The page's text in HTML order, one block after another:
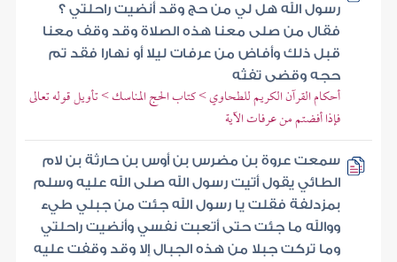
رسول الله هل لي من حج وقد أنضيت راحلتي ؟
فقال من صلى معنا هذه الصلاة وقد وقف معنا
قبل ذلك وأفاض من عرفات ليلا أو نهارا فقد تم
حجه وقضى تفثه
أحكام القرآن الكريم للطحاوي > كتاب الحج المناسك > تأويل قوله تعالى
فإذا أفضتم من عرفات الآية
سمعت عروة بن مضرس بن أوس بن حارثة بن لام
الطائي يقول أتيت رسول الله صلى الله عليه وسلم
بمزدلفة فقلت يا رسول الله جئت من جبلي طيء
ووالله ما جئت حتى أتعبت نفسي وأنضيت راحلتي
وما تركت جبلا من هذه الجبال إلا وقد وقفت عليه